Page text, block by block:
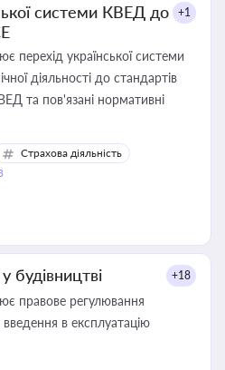
системи КВЕД до
+1
перехід української системи
діяльності до стандартів
та пов'язані нормативні
Страхова діяльність
будівництві +18
правове регулювання
введення в експлуатацію